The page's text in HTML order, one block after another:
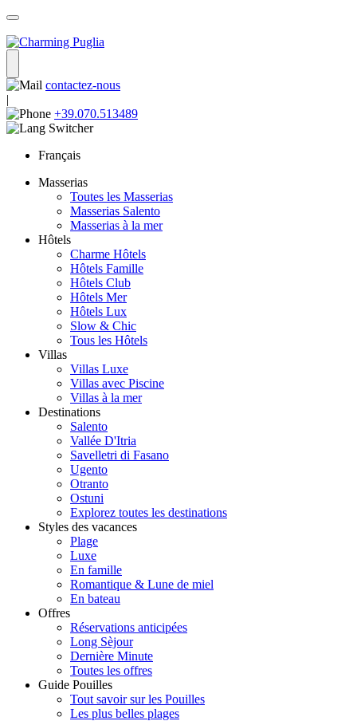
contactez-nous
|
+39.070.513489
Français
Masserias
Toutes les Masserias
Masserias Salento
Masserias à la mer
Hôtels
Charme Hôtels
Hôtels Famille
Hôtels Club
Hôtels Mer
Hôtels Lux
Slow & Chic
Tous les Hôtels
Villas
Villas Luxe
Villas avec Piscine
Villas à la mer
Destinations
Salento
Vallée D'Itria
Savelletri di Fasano
Ugento
Otranto
Ostuni
Explorez toutes les destinations
Styles des vacances
Plage
Luxe
En famille
Romantique & Lune de miel
En bateau
Offres
Réservations anticipées
Long Sèjour
Dernière Minute
Toutes les offres
Guide Pouilles
Tout savoir sur les Pouilles
Les plus belles plages